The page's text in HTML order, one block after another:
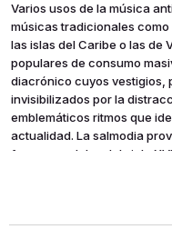
Varios usos de la música
músicas tradicionales
las islas del Caribe o las de
populares de consumo
diacrónico cuyos vestigios,
invisibilizados por la
emblemáticos ritmos que
actualidad. La salmodia
formas modales del siglo
primigenio al ser